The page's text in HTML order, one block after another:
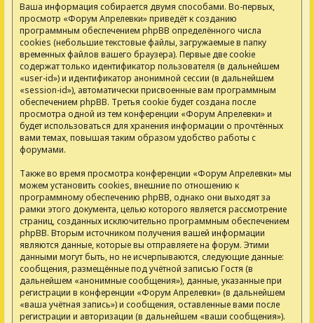
Ваша информация собирается двумя способами. Во-первых,
просмотр «Форум Апрелевки» приведёт к созданию
программным обеспечением phpBB определённого числа
cookies (небольшие текстовые файлы, загружаемые в папку
временных файлов вашего браузера). Первые две cookie
содержат только идентификатор пользователя (в дальнейшем
«user-id») и идентификатор анонимной сессии (в дальнейшем
«session-id»), автоматически присвоенные вам программным
обеспечением phpBB. Третья cookie будет создана после
просмотра одной из тем конференции «Форум Апрелевки» и
будет использоваться для хранения информации о прочтённых
вами темах, повышая таким образом удобство работы с
форумами.
Также во время просмотра конференции «Форум Апрелевки» мы
можем установить cookies, внешние по отношению к
программному обеспечению phpBB, однако они выходят за
рамки этого документа, целью которого является рассмотрение
страниц, созданных исключительно программным обеспечением
phpBB. Вторым источником получения вашей информации
являются данные, которые вы отправляете на форум. Этими
данными могут быть, но не исчерпываются, следующие данные:
сообщения, размещённые под учётной записью Гостя (в
дальнейшем «анонимные сообщения»), данные, указанные при
регистрации в конференции «Форум Апрелевки» (в дальнейшем
«ваша учётная запись») и сообщения, оставленные вами после
регистрации и авторизации (в дальнейшем «ваши сообщения»).